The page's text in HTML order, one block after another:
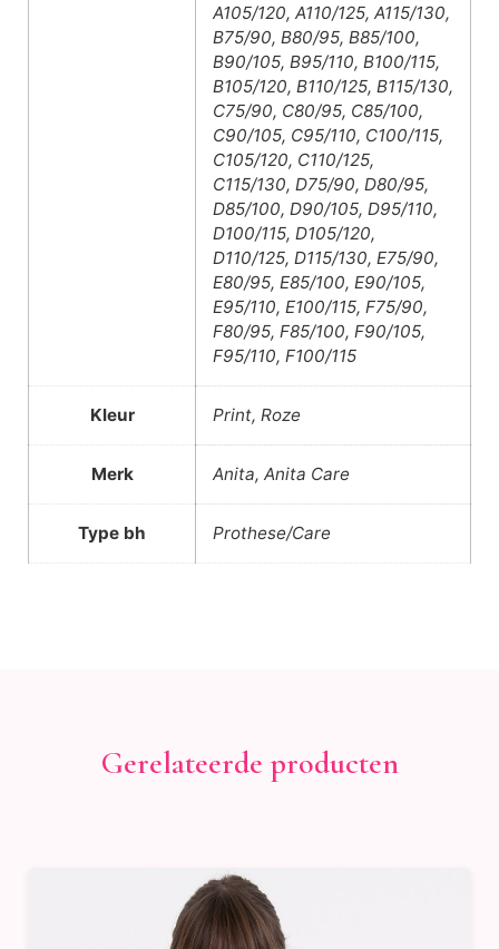
A105/120, A110/125, A115/130,
B75/90, B80/95, B85/100,
B90/105, B95/110, B100/115,
B105/120, B110/125, B115/130,
C75/90, C80/95, C85/100,
C90/105, C95/110, C100/115,
C105/120, C110/125,
C115/130, D75/90, D80/95,
D85/100, D90/105, D95/110,
D100/115, D105/120,
D110/125, D115/130, E75/90,
E80/95, E85/100, E90/105,
E95/110, E100/115, F75/90,
F80/95, F85/100, F90/105,
F95/110, F100/115
Kleur Print, Roze
Merk Anita, Anita Care
Type bh Prothese/Care
Gerelateerde producten